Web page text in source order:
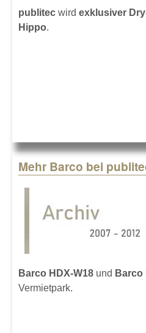
publitec wird exklusiver
Hippo.
Mehr Barco bei
Barco HDX-W18 und Barco
Vermietpark.